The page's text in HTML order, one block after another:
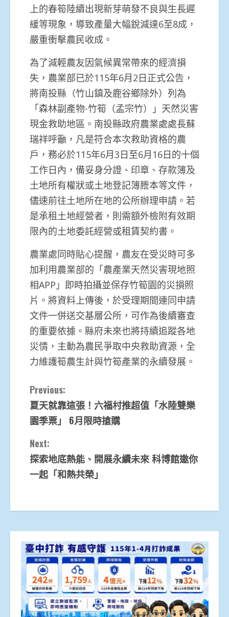
上的春筍陸續出現新芽萌發不良與生長遲
緩等現象，導致產量大幅銳減達6至8成，
嚴重衝擊農民收成。
為了減輕農友因氣候異常帶來的經濟損
失，農業部已於115年6月2日正式公告，
將南投縣（竹山鎮及鹿谷鄉除外）列為
「森林副產物-竹筍（孟宗竹）」天然災害
現金救助地區。南投縣政府農業處處長蘇
瑞祥呼籲，凡是符合本次救助資格的農
戶，務必於115年6月3日至6月16日的十個
工作日內，備妥身分證、印章、存款簿及
土地所有權狀或土地登記簿謄本等文件，
儘速前往土地所在地的公所辦理申請。若
是承租土地經營者，則需額外檢附有效期
限內的土地委託經營或租賃契約書。
農業處同時貼心提醒，農友在受災時可多
加利用農業部的「農產業天然災害現地照
相APP」即時拍攝並保存竹筍園的災損照
片。將資料上傳後，於受理期間連同申請
文件一併送交基層公所，可作為後續審查
的重要依據。縣府未來也將持續追蹤各地
災情，主動為農民爭取中央救助資源，全
力維護筍農生計與竹筍產業的永續發展。
Continue
Reading
Previous:
夏天就靠這張！六福村推超值「水陸雙樂
園季票」 6月限時搶購
Next:
探索地底熱能、開展永續未來 科博館邀你
一起「和熱共榮」